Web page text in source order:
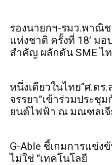
รองนายกฯ-รมว.พาณิช
แห่งชาติ ครั้งที่ 18’ ม
สำคัญ ผลักดัน SME ไ
หนึ่งเดียวในไทย“ศ.ด
จรรยา”เข้าร่วมประ
ยนต์ไฟฟ้า ณ มณฑลเจี
G-Able ชี้เกมการแข่ง
ไม่ใช่ “เทคโนโลยี